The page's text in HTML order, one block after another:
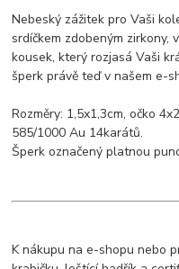
Nebeský zážitek pro Vaši
srdíčkem zdobeným
kousek, který rozjasá Vaši
šperk právě teď v našem e-
Rozměry: 1,5x1,3cm, očko
585/1000 Au 14karátů.
Šperk označený platnou
K nákupu na e-shopu nebo